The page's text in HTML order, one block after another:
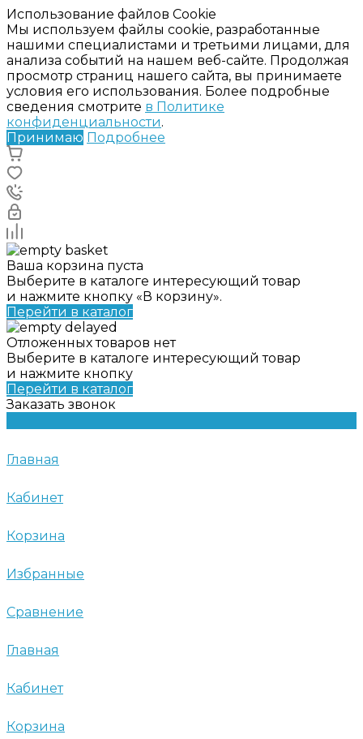
Использование файлов Cookie
Мы используем файлы cookie, разработанные
нашими специалистами и третьими лицами, для
анализа событий на нашем веб-сайте. Продолжая
просмотр страниц нашего сайта, вы принимаете
условия его использования. Более подробные
сведения смотрите в Политике
конфиденциальности.
Принимаю Подробнее
Ваша корзина пуста
Выберите в каталоге интересующий товар
и нажмите кнопку «В корзину».
Перейти в каталог
Отложенных товаров нет
Выберите в каталоге интересующий товар
и нажмите кнопку
Перейти в каталог
Заказать звонок
Главная
Кабинет
Корзина
Избранные
Сравнение
Главная
Кабинет
Корзина